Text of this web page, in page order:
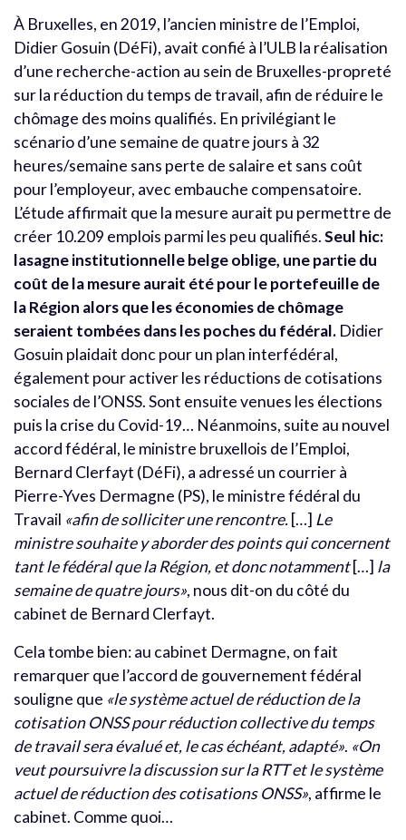
À Bruxelles, en 2019, l’ancien ministre de l’Emploi,
Didier Gosuin (DéFi), avait confié à l’ULB la réalisation
d’une recherche-action au sein de Bruxelles-propreté
sur la réduction du temps de travail, afin de réduire le
chômage des moins qualifiés. En privilégiant le
scénario d’une semaine de quatre jours à 32
heures/semaine sans perte de salaire et sans coût
pour l’employeur, avec embauche compensatoire.
L’étude affirmait que la mesure aurait pu permettre de
créer 10.209 emplois parmi les peu qualifiés.Seul hic:
lasagne institutionnelle belge oblige, une partie du
coût de la mesure aurait été pour le portefeuille de
la Région alors que les économies de chômage
seraient tombées dans les poches du fédéral. Didier
Gosuin plaidait donc pour un plan interfédéral,
également pour activer les réductions de cotisations
sociales de l’ONSS. Sont ensuite venues les élections
puis la crise du Covid-19… Néanmoins, suite au nouvel
accord fédéral, le ministre bruxellois de l’Emploi,
Bernard Clerfayt (DéFi), a adressé un courrier à
Pierre-Yves Dermagne (PS), le ministre fédéral du
Travail «afin de solliciter une rencontre.[…] Le
ministre souhaite y aborder des points qui concernent
tant le fédéral que la Région, et donc notamment[…] la
semaine de quatre jours», nous dit-on du côté du
cabinet de Bernard Clerfayt.
Cela tombe bien: au cabinet Dermagne, on fait
remarquer que l’accord de gouvernement fédéral
souligne que «le système actuel de réduction de la
cotisation ONSS pour réduction collective du temps
de travail sera évalué et, le cas échéant, adapté». «On
veut poursuivre la discussion sur la RTT et le système
actuel de réduction des cotisations ONSS», affirme le
cabinet. Comme quoi…